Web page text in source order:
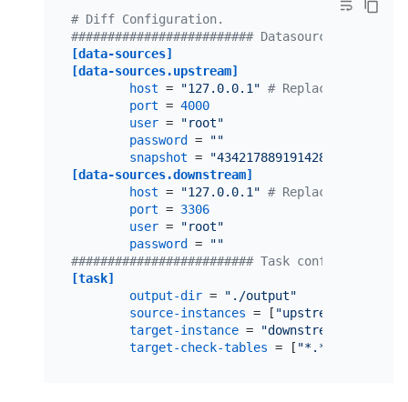
# Diff Configuration.
######################### Datasource config
[data-sources]
[data-sources.upstream]
host = "127.0.0.1" # Replace the
port = 4000
user =
"root"
password =
""
snapshot = "434217889191428107"
[data-sources.downstream]
host = "127.0.0.1" # Replace the
port = 3306
user =
"root"
password =
""
######################### Task config
[task]
output-dir =
"./output"
source-instances = [ "upstream"
target-instance =
"downstream"
target-check-tables = [ "*.*"